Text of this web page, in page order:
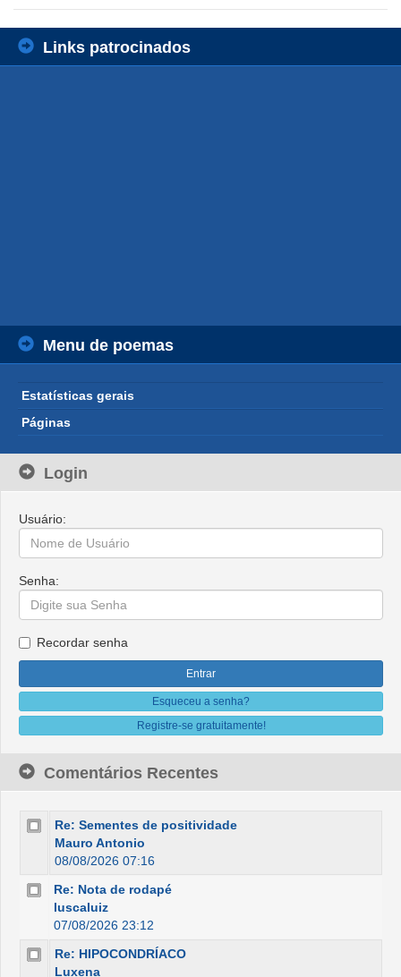
Links patrocinados
Menu de poemas
Estatísticas gerais
Páginas
Login
Usuário:
Senha:
Recordar senha
Esqueceu a senha?
Registre-se gratuitamente!
Comentários Recentes
Re: Sementes de positividade
Mauro Antonio
08/08/2026 07:16
Re: Nota de rodapé
luscaluiz
07/08/2026 23:12
Re: HIPOCONDRÍACO
Luxena